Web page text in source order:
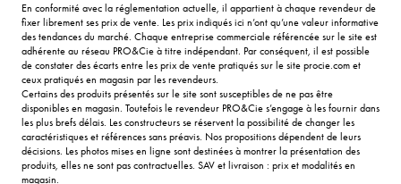
En conformité avec la réglementation actuelle, il appartient à chaque revendeur de
fixer librement ses prix de vente. Les prix indiqués ici n’ont qu’une valeur informative
des tendances du marché. Chaque entreprise commerciale référencée sur le site est
adhérente au réseau PRO&Cie à titre indépendant. Par conséquent, il est possible
de constater des écarts entre les prix de vente pratiqués sur le site procie.com et
ceux pratiqués en magasin par les revendeurs.
Certains des produits présentés sur le site sont susceptibles de ne pas être
disponibles en magasin. Toutefois le revendeur PRO&Cie s’engage à les fournir dans
les plus brefs délais. Les constructeurs se réservent la possibilité de changer les
caractéristiques et références sans préavis. Nos propositions dépendent de leurs
décisions. Les photos mises en ligne sont destinées à montrer la présentation des
produits, elles ne sont pas contractuelles. SAV et livraison : prix et modalités en
magasin.